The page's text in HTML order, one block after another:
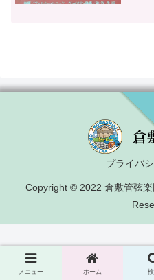
プライバ
Copyright © 2022 倉敷管弦
メニュー ホーム